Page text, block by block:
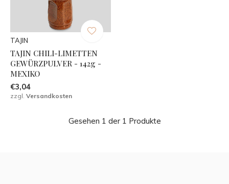
TAJIN
TAJIN CHILI-LIMETTEN
GEWÜRZPULVER - 142g -
MEXIKO
€3,04
zzgl. Versandkosten
Gesehen 1 der 1 Produkte